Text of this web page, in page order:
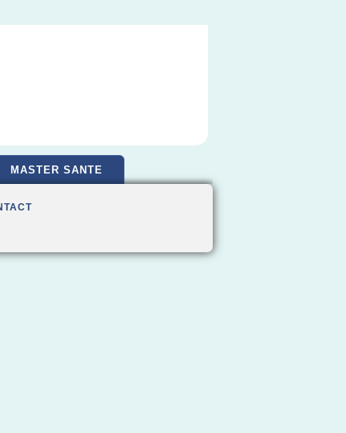
MASTER SANTE